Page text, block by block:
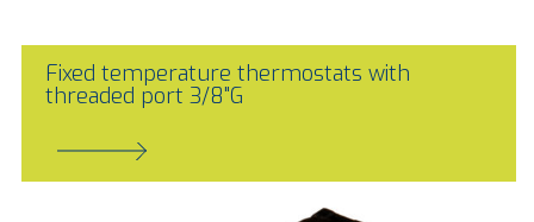
Fixed temperature thermostats with
threaded port 3/8"G